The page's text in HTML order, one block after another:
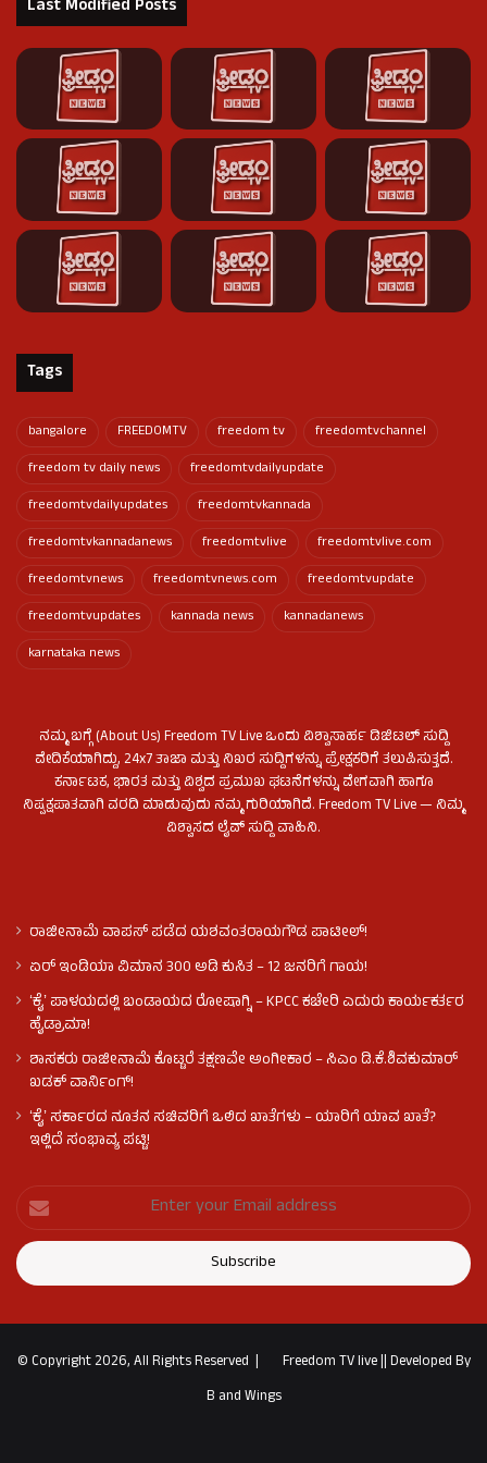
Last Modified Posts
Tags
bangalore FREEDOMTV freedom tv
freedomtvchannel
freedom tv daily news
freedomtvdailyupdate
freedomtvdailyupdates
freedomtvkannada
freedomtvkannadanews
freedomtvlive
freedomtvlive.com
freedomtvnews
freedomtvnews.com
freedomtvupdate
freedomtvupdates
kannada news
kannadanews
karnataka news
ನಮ್ಮ ಬಗ್ಗೆ (About Us) Freedom TV Live ಒಂದು ವಿಶ್ವಾಸಾರ್ಹ ಡಿಜಿಟಲ್ ಸುದ್ದಿ
ವೇದಿಕೆಯಾಗಿದ್ದು, 24x7 ತಾಜಾ ಮತ್ತು ನಿಖರ ಸುದ್ದಿಗಳನ್ನು ಪ್ರೇಕ್ಷಕರಿಗೆ ತಲುಪಿಸುತ್ತದೆ.
ಕರ್ನಾಟಕ, ಭಾರತ ಮತ್ತು ವಿಶ್ವದ ಪ್ರಮುಖ ಘಟನೆಗಳನ್ನು ವೇಗವಾಗಿ ಹಾಗೂ
ನಿಷ್ಪಕ್ಷಪಾತವಾಗಿ ವರದಿ ಮಾಡುವುದು ನಮ್ಮ ಗುರಿಯಾಗಿದೆ. Freedom TV Live — ನಿಮ್ಮ
ವಿಶ್ವಾಸದ ಲೈವ್ ಸುದ್ದಿ ವಾಹಿನಿ.
ರಾಜೀನಾಮೆ ವಾಪಸ್ ಪಡೆದ ಯಶವಂತರಾಯಗೌಡ ಪಾಟೀಲ್‌!
ಏರ್ ಇಂಡಿಯಾ ವಿಮಾನ 300 ಅಡಿ ಕುಸಿತ – 12 ಜನರಿಗೆ ಗಾಯ!
ʻಕೈʼ​ ಪಾಳಯದಲ್ಲಿ ಬಂಡಾಯದ ರೋಷಾಗ್ನಿ – KPCC ಕಚೇರಿ ಎದುರು ಕಾರ್ಯಕರ್ತರ
ಹೈಡ್ರಾಮಾ!
ಶಾಸಕರು ರಾಜೀನಾಮೆ ಕೊಟ್ಟರೆ ತಕ್ಷಣವೇ ಅಂಗೀಕಾರ – ಸಿಎಂ ಡಿ.ಕೆ.ಶಿವಕುಮಾರ್
ಖಡಕ್ ವಾರ್ನಿಂಗ್!
ʻಕೈʼ ಸರ್ಕಾರದ ನೂತನ ಸಚಿವರಿಗೆ ಒಲಿದ ಖಾತೆಗಳು – ಯಾರಿಗೆ ಯಾವ ಖಾತೆ?
ಇಲ್ಲಿದೆ ಸಂಭಾವ್ಯ ಪಟ್ಟಿ!
© Copyright 2026, All Rights Reserved | Freedom TV live||Developed By
B and Wings